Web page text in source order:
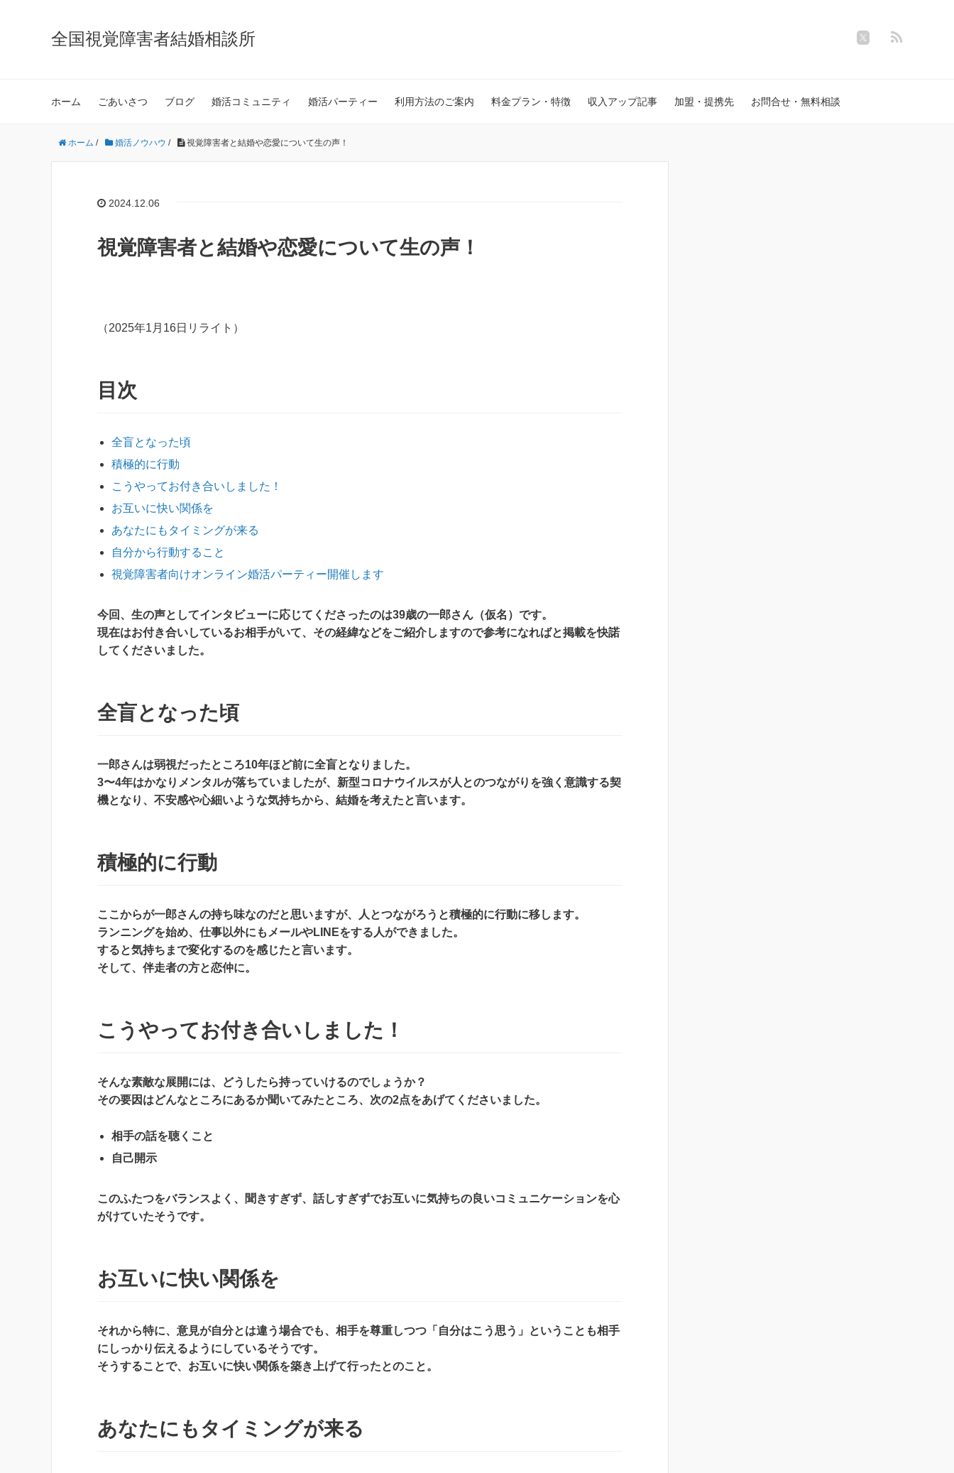
全国視覚障害者結婚相談所
ホーム ごあいさつ ブログ 婚活コミュニティ 婚活パーティー 利用方法のご案内 料金プラン・特徴 収入アップ記事 加盟・提携先 お問合せ・無料相談
ホーム / 婚活ノウハウ / 視覚障害者と結婚や恋愛について生の声！
2024.12.06
視覚障害者と結婚や恋愛について生の声！
（2025年1月16日リライト）
目次
全盲となった頃
積極的に行動
こうやってお付き合いしました！
お互いに快い関係を
あなたにもタイミングが来る
自分から行動すること
視覚障害者向けオンライン婚活パーティー開催します
今回、生の声としてインタビューに応じてくださったのは39歳の一郎さん（仮名）です。
現在はお付き合いしているお相手がいて、その経緯などをご紹介しますので参考になればと掲載を快諾
してくださいました。
全盲となった頃
一郎さんは弱視だったところ10年ほど前に全盲となりました。
3〜4年はかなりメンタルが落ちていましたが、新型コロナウイルスが人とのつながりを強く意識する契
機となり、不安感や心細いような気持ちから、結婚を考えたと言います。
積極的に行動
ここからが一郎さんの持ち味なのだと思いますが、人とつながろうと積極的に行動に移します。
ランニングを始め、仕事以外にもメールやLINEをする人ができました。
すると気持ちまで変化するのを感じたと言います。
そして、伴走者の方と恋仲に。
こうやってお付き合いしました！
そんな素敵な展開には、どうしたら持っていけるのでしょうか？
その要因はどんなところにあるか聞いてみたところ、次の2点をあげてくださいました。
相手の話を聴くこと
自己開示
このふたつをバランスよく、聞きすぎず、話しすぎずでお互いに気持ちの良いコミュニケーションを心
がけていたそうです。
お互いに快い関係を
それから特に、意見が自分とは違う場合でも、相手を尊重しつつ「自分はこう思う」ということも相手
にしっかり伝えるようにしているそうです。
そうすることで、お互いに快い関係を築き上げて行ったとのこと。
あなたにもタイミングが来る